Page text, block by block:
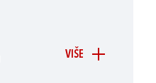
VIŠE